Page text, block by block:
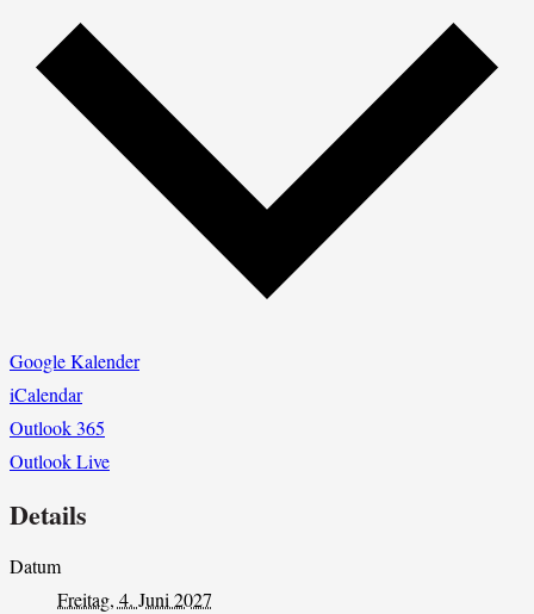
Google Kalender
iCalendar
Outlook 365
Outlook Live
Details
Datum
Freitag, 4. Juni 2027